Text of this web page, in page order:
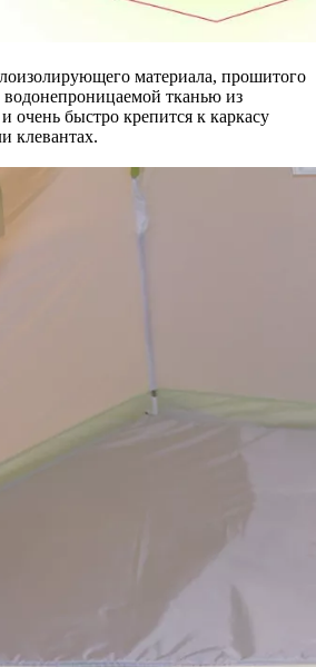
материала, прошитого
водонепроницаемой тканью из
очень быстро крепится к каркасу
клевантах.